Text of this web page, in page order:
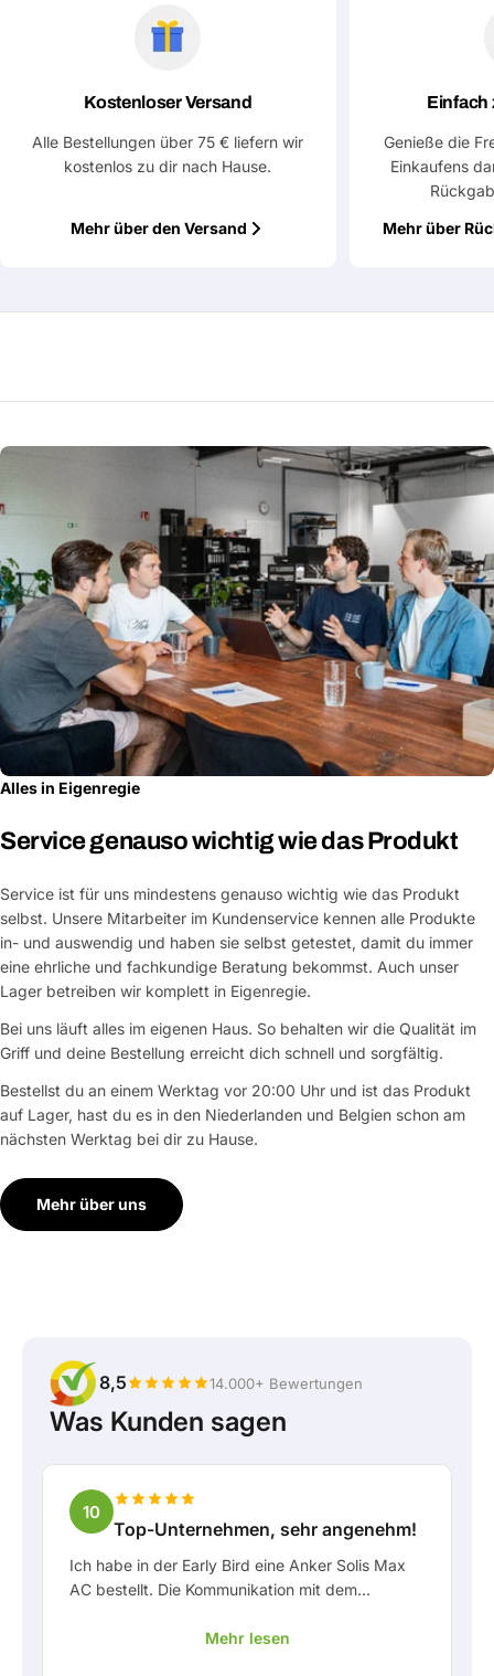
Dieses Produkt teilen
Deine
E-
Mail
Kostenloser Versand
Alle Bestellungen über 75 € liefern wir
kostenlos zu dir nach Hause.
Mehr über den Versand
Einfach
Genieße die
Einkaufens
Mehr über
Alles in Eigenregie
Service genauso wichtig wie das Produkt
Service ist für uns mindestens genauso wichtig wie das Produkt
selbst. Unsere Mitarbeiter im Kundenservice kennen alle Produkte
in- und auswendig und haben sie selbst getestet, damit du immer
eine ehrliche und fachkundige Beratung bekommst. Auch unser
Lager betreiben wir komplett in Eigenregie.
Bei uns läuft alles im eigenen Haus. So behalten wir die Qualität im
Griff und deine Bestellung erreicht dich schnell und sorgfältig.
Bestellst du an einem Werktag vor 20:00 Uhr und ist das Produkt
auf Lager, hast du es in den Niederlanden und Belgien schon am
nächsten Werktag bei dir zu Hause.
Mehr über uns
8,5 14.000+ Bewertungen
Was Kunden sagen
10
Top-Unternehmen, sehr angenehm!
Ich habe in der Early Bird eine Anker Solis Max
AC bestellt. Die Kommunikation mit dem
Kunde sehr angenehm. Rico hat mich stets gut
Mehr lesen